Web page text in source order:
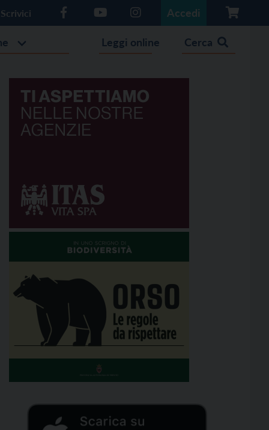
Scrivici Accedi
Leggi online Cerca